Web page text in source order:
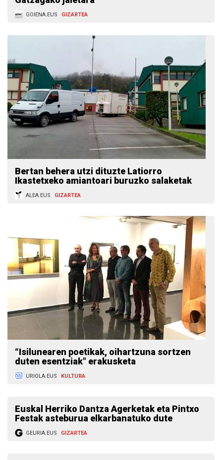
GOIENA.EUS GIZARTEA
Bertan behera utzi dituzte Latiorro
Ikastetxeko amiantoari buruzko salaketak
ALEA.EUS GIZARTEA
“Isilunearen poetikak, oihartzuna sortzen
duten esentziak" erakusketa
URIOLA.EUS KULTURA
Euskal Herriko Dantza Agerketak eta Pintxo
Festak asteburua elkarbanatuko dute
GEURIA.EUS GIZARTEA